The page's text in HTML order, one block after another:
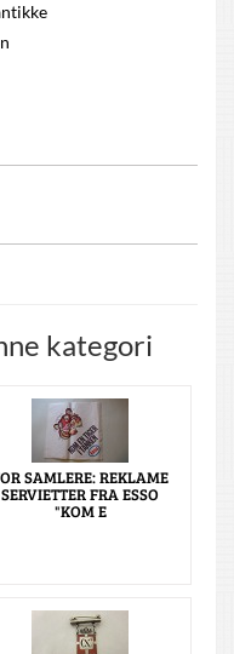
kategori
SAMLERE: REKLAME
SERVIETTER FRA ESSO
"KOM E